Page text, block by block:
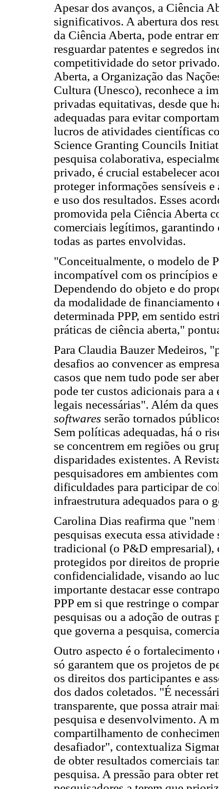
Apesar dos avanços, a Ciência
significativos. A abertura dos
da Ciência Aberta, pode entrar
resguardar patentes e segredos
competitividade do setor
Aberta, a Organização das
Cultura (Unesco), reconhece a
privadas equitativas, desde que
adequadas para evitar
lucros de atividades científicas
Science Granting Councils
pesquisa colaborativa,
privado, é crucial estabelecer
proteger informações sensíveis
e uso dos resultados. Esses
promovida pela Ciência Aberta
comerciais legítimos, garantindo
todas as partes envolvidas.
"Conceitualmente, o modelo de
incompatível com os princípios e
Dependendo do objeto e do
da modalidade de
determinada PPP, em sentido
práticas de ciência aberta,"
Para Claudia Bauzer Medeiros,
desafios ao convencer as
casos que nem tudo pode ser
pode ter custos adicionais para a
legais necessárias". Além da
softwares serão tornados
Sem políticas adequadas, há o
se concentrem em regiões ou
disparidades existentes. A
pesquisadores em ambientes
dificuldades para participar de
infraestrutura adequados para o
Carolina Dias reafirma que "nem
pesquisas executa essa
tradicional (o P&D empresarial),
protegidos por direitos de
confidencialidade, visando ao
importante destacar esse
PPP em si que restringe o
pesquisas ou a adoção de outras
que governa a pesquisa,
Outro aspecto é o fortalecimento
só garantem que os projetos de
os direitos dos participantes e
dos dados coletados. "É
transparente, que possa atrair
pesquisa e desenvolvimento. A
compartilhamento de
desafiador", contextualiza
de obter resultados comerciais
pesquisa. A pressão para obter